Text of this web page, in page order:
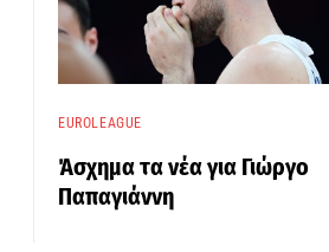
EUROLEAGUE
Άσχημα τα νέα για Γιώργο
Παπαγιάννη